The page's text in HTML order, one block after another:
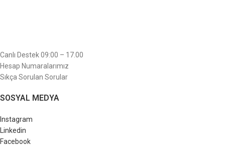
Canlı Destek 09:00 – 17.00
Hesap Numaralarımız
Sıkça Sorulan Sorular
SOSYAL MEDYA
Instagram
Linkedin
Facebook